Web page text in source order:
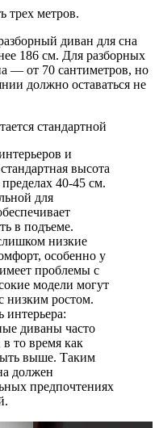
трех метров.
диван для сна
186 см. Для разборных
— от 70 сантиметров, но
должно оставаться не
и
высота
40-45 см.
для
в подъеме.
низкие
особенно у
проблемы с
модели могут
низким ростом.
интерьера:
диваны часто
то время как
выше. Таким
должен
предпочтениях